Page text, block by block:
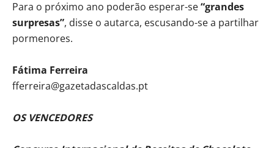
Para o próximo ano poderão esperar-se“grandes
surpresas”, disse o autarca, escusando-se a partilhar
pormenores.
Fátima Ferreira
fferreira@gazetadascaldas.pt
OS VENCEDORES